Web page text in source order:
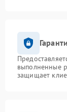
выполненные
защищает